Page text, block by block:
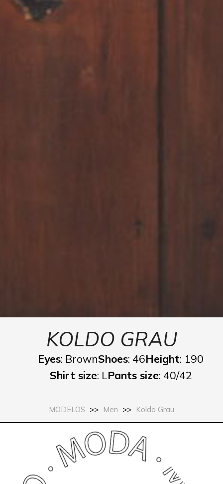
KOLDO GRAU
Height: 190
Shoes: 46
Eyes: Brown
Pants size: 40/42
Shirt size: L
MODELOS >> Men >> Koldo Grau